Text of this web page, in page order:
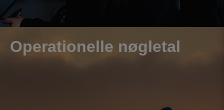
Operationelle nøgletal